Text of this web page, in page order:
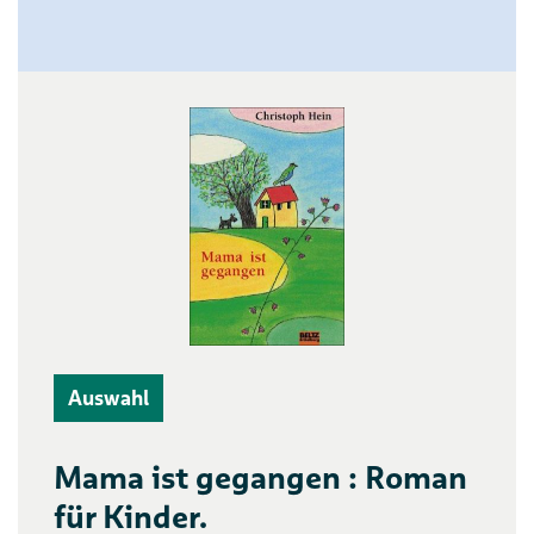
Auswahl
Mama ist gegangen : Roman
für Kinder.